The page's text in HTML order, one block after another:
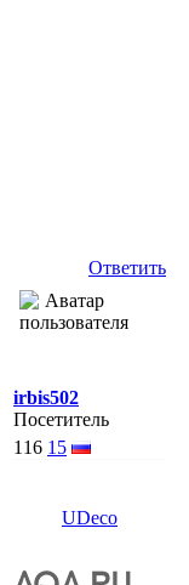
Ответить
irbis502
Посетитель
116 15
UDeco